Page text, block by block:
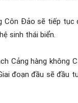
Côn Đảo sẽ tiếp
sinh thái biển.
Cảng hàng không
đoạn đầu sẽ